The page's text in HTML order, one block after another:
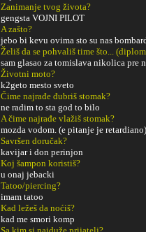
Zanimanje tvog života?
gengsta VOJNI PILOT
A zašto?
jebo bi kevu ovima sto su nas
Želiš da se pohvališ time što...
sam glasao za tomislava nikolica pre
Životni moto?
k2geto mesto sveto
Čime najrađe đubriš stomak?
ne radim to sta god to bilo
A čime najrađe vlažiš stomak?
mozda vodom. (e pitanje je retardiano)
Savršen doručak?
kavijar i don perinjon
Koj šampon koristiš?
u onaj jebacki
Tatoo/piercing?
imam tatoo
Kad ležeš da noćiš?
kad me smori komp